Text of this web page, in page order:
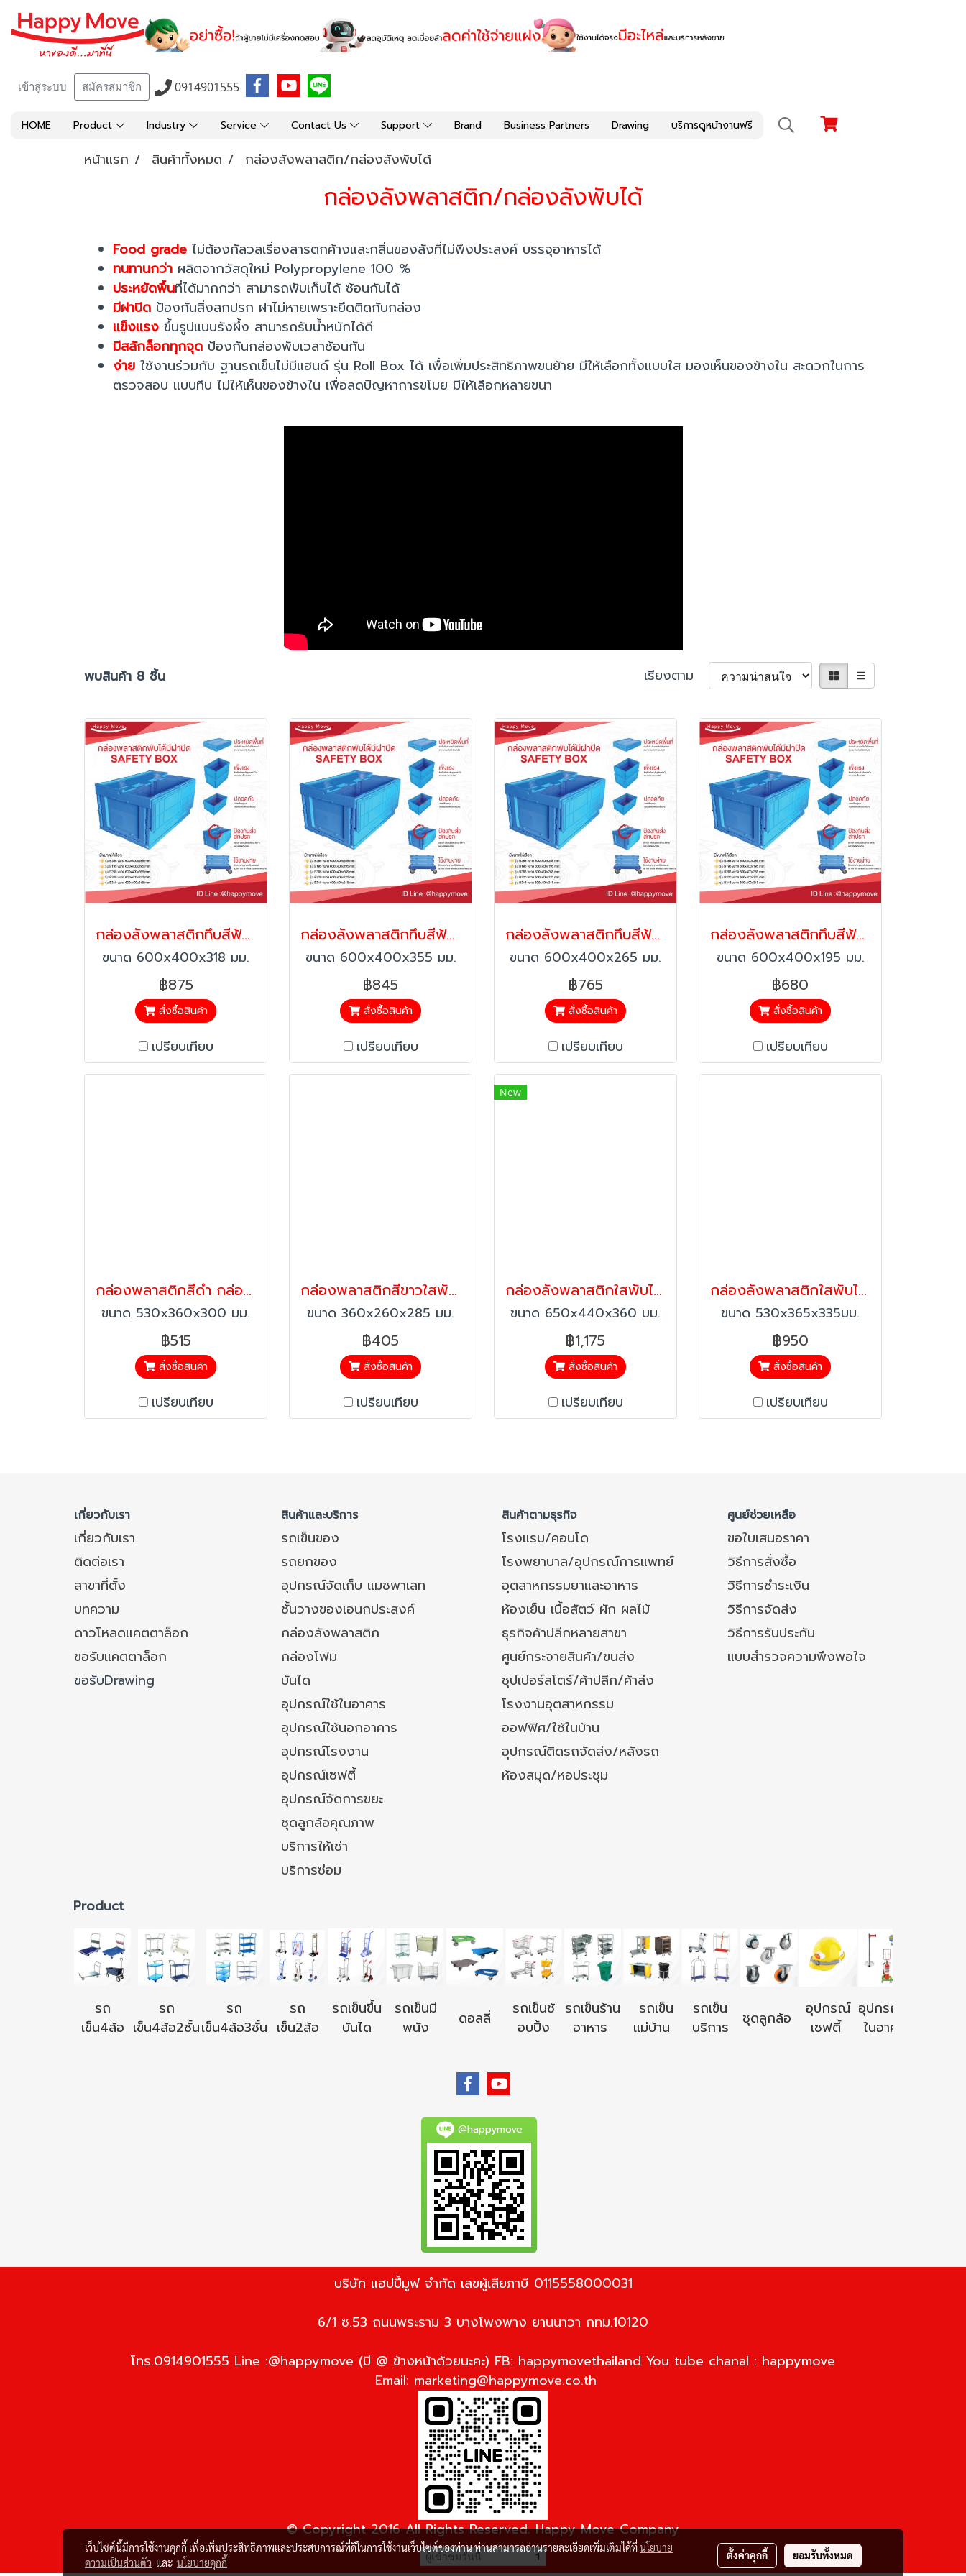
เข้าสู่ระบบ สมัครสมาชิก 0914901555
HOME Product Industry Service Contact Us Support Brand Business Partners Drawing บริการดูหน้างานฟรี
หน้าแรก สินค้าทั้งหมด กล่องลังพลาสติก/กล่องลังพับได้
กล่องลังพลาสติก/กล่องลังพับได้
Food grade ไม่ต้องกัลวลเรื่องสารตกค้างและกลิ่นของลังที่ไม่พึงประสงค์ บรรจุอาหารได้
ทนทานกว่า ผลิตจากวัสดุใหม่ Polypropylene 100 %
ประหยัดพื้นที่ได้มากกว่า สามารถพับเก็บได้ ซ้อนกันได้
มีฝาปิด ป้องกันสิ่งสกปรก ฝาไม่หายเพราะยึดติดกับกล่อง
แข็งแรง ขึ้นรูปแบบรังผึ้ง สามารถรับน้ำหนักได้ดี
มีสลักล็อกทุกจุด ป้องกันกล่องพับเวลาซ้อนกัน
ง่าย ใช้งานร่วมกับ ฐานรถเข็นไม่มีแฮนด์ รุ่น Roll Box ได้ เพื่อเพิ่มประสิทธิภาพขนย้าย มีให้เลือกทั้งแบบใส มองเห็นของข้างใน สะดวกในการ
ตรวจสอบ แบบทึบ ไม่ให้เห็นของข้างใน เพื่อลดปัญหาการขโมย มีให้เลือกหลายขนา
พบสินค้า 8 ชิ้น เรียงตาม
กล่องลังพลาสติกทึบสีฟ้าพร้อมฝา พับได้ Happy Move พร้อมส่ง 41875
ขนาด 600x400x318 มม.
฿875
สั่งซื้อสินค้า
เปรียบเทียบ
กล่องลังพลาสติกทึบสีฟ้าพร้อมฝา พับได้ Happy Move 41837
ขนาด 600x400x355 มม.
฿845
สั่งซื้อสินค้า
เปรียบเทียบ
กล่องลังพลาสติกทึบสีฟ้าพร้อมฝา พับได้ Happy Move 41851
ขนาด 600x400x265 มม.
฿765
สั่งซื้อสินค้า
เปรียบเทียบ
กล่องลังพลาสติกทึบสีฟ้าพร้อมฝา พับได้ Happy Move 41844
ขนาด 600x400x195 มม.
฿680
สั่งซื้อสินค้า
เปรียบเทียบ
กล่องพลาสติกสีดำ กล่องพับได้ กล่องพร้อมฝา สีฟ้า Happy Move 41790
ขนาด 530x360x300 มม.
฿515
สั่งซื้อสินค้า
เปรียบเทียบ
กล่องพลาสติกสีขาวใสพับได้พร้อมฝา Happy Move 41806
ขนาด 360x260x285 มม.
฿405
สั่งซื้อสินค้า
เปรียบเทียบ
New
กล่องลังพลาสติกใสพับได้พร้อมฝา เปิดด้านหน้าได้ Happy Move 41820
ขนาด 650x440x360 มม.
฿1,175
สั่งซื้อสินค้า
เปรียบเทียบ
กล่องลังพลาสติกใสพับได้พร้อมฝา เปิดด้านหน้าได้ กล่องเก็บของได้ กล่องพับได้ กล่องไม่เหม็น Happy Move
ขนาด 530x365x335มม.
฿950
สั่งซื้อสินค้า
เปรียบเทียบ
เกี่ยวกับเรา สินค้าและบริการ สินค้าตามธุรกิจ ศูนย์ช่วยเหลือ
เกี่ยวกับเรา รถเข็นของ โรงแรม/คอนโด
ขอใบเสนอราคา
ติดต่อเรา
รถยกของ โรงพยาบาล/อุปกรณ์การแพทย์
วิธีการสั่งซื้อ
สาขาที่ตั้ง
อุปกรณ์จัดเก็บ แมชพาเลท อุตสาหกรรมยาและอาหาร
วิธีการชำระเงิน
บทความ
ชั้นวางของเอนกประสงค์ ห้องเย็น เนื้อสัตว์ ผัก ผลไม้
วิธีการจัดส่ง
ดาวโหลดแคตตาล็อก
กล่องลังพลาสติก ธุรกิจค้าปลีกหลายสาขา
วิธีการรับประกัน
ขอรับแคตตาล็อก
กล่องโฟม ศูนย์กระจายสินค้า/ขนส่ง
แบบสำรวจความพึงพอใจ
ขอรับDrawing
บันได
ซุปเปอร์สโตร์/ค้าปลีก/ค้าส่ง
อุปกรณ์ใช้ในอาคาร
โรงงานอุตสาหกรรม
อุปกรณ์ใช้นอกอาคาร
ออฟฟิศ/ใช้ในบ้าน
อุปกรณ์โรงงาน
อุปกรณ์ติดรถจัดส่ง/หลังรถ
อุปกรณ์เซฟตี้
ห้องสมุด/หอประชุม
อุปกรณ์จัดการขยะ
ชุดลูกล้อคุณภาพ
บริการให้เช่า
บริการซ่อม
Product
รถ
เข็น4ล้อ
รถ
เข็น4ล้อ2ชั้น
รถ
เข็น4ล้อ3ชั้น
รถ
เข็น2ล้อ
รถเข็นขึ้น
บันได
รถเข็นมี
พนัง
ดอลลี่
รถเข็นช้
อบปิ้ง
รถเข็นร้าน
อาหาร
รถเข็น
แม่บ้าน
รถเข็น
บริการ
ชุดลูกล้อ
อุปกรณ์
เซฟตี้
อุปกรณ์ใช้
ในอาคาร
@happymove
บริษัท แฮปปี้มูฟ จำกัด เลขผู้เสียภาษี 0115558000031
6/1 ซ.53 ถนนพระราม 3 บางโพงพาง ยานนาวา กทม.10120
โทร.0914901555 Line :@happymove (มี @ ข้างหน้าด้วยนะคะ) FB: happymovethailand You tube chanal : happymove
Email: marketing@happymove.co.th
© Copyright 2016 All Rights Reserved. Happy Move Company
ผู้เข้าชมวันนี้ 1
เว็บไซต์นี้มีการใช้งานคุกกี้ เพื่อเพิ่มประสิทธิภาพและประสบการณ์ที่ดีในการใช้งานเว็บไซต์ของท่าน ท่านสามารถอ่านรายละเอียดเพิ่มเติมได้ที่นโยบาย
ความเป็นส่วนตัว และ นโยบายคุกกี้
ตั้งค่าคุกกี้ ยอมรับทั้งหมด